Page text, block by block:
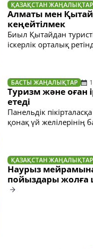
ҚАЗАҚСТАН
Алматы мен
кеңейтілмек
Биыл Қытайдан
іскерлік орталық
БАСТЫ ЖАҢАЛЫҚТАР
Туризм және оған
етеді
Панельдік
қонақ үй желілерінің
ҚАЗАҚСТАН
Наурыз мейрамына
пойыздары жолға